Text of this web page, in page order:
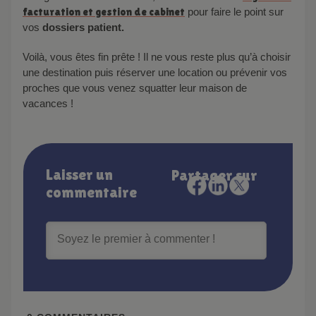
facturation et gestion de cabinet pour faire le point sur
vos dossiers patient.
Voilà, vous êtes fin prête ! Il ne vous reste plus qu’à choisir
une destination puis réserver une location ou prévenir vos
proches que vous venez squatter leur maison de
vacances !
Laisser un
commentaire
Partager sur